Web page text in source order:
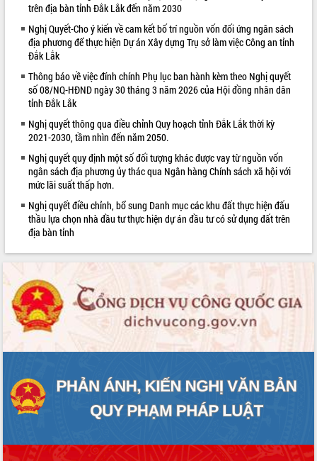
và tặng quà người dân xã Cư Pui
Hội nghị UBND tỉnh Đắk Lắk thường kỳ
tháng 7/2026
Lễ truy tặng danh hiệu “Bà Mẹ Việt
Lao động
UBND tỉnh Đắk Lắk triển khai nhiệm
Kỳ họp thứ Hai, Hội đồng nhân dân
tỉnh khóa XI quyết nghị nhiều nội dung
quan trọng
Bí thư Tỉnh ủy Lương Nguyễn Minh
Triết thăm, tặng quà người có công với
cách mạng
Rà soát, hoàn thiện hệ thống thiết chế
văn hóa, thể thao đáp ứng yêu cầu
phát triển mới
Thường trực HĐND tỉnh Đắk Lắk gặp
mặt Đoàn chuyên gia y tế TP. Hồ Chí
Minh
Lễ truy điệu và an táng hài cốt liệt sĩ
tại Nghĩa trang Liệt sĩ xã Sơn Hòa
định EUDR
Thứ trưởng Bộ Nông nghiệp và Môi
trường Nguyễn Hoàng Hiệp khảo sát
vùng trồng và doanh nghiệp đóng gói
Trình diễn nghệ thuật chế biến các
ALBUM ẢNH
LIÊN KẾT WEB
trên địa bàn tỉnh Đắk Lắk đến năm 2030
Nghị Quyết-Cho ý kiến về cam kết bố trí nguồn vốn đối ứng ngân sách
địa phương để thực hiện Dự án Xây dựng Trụ sở làm việc Công an tỉnh
Đắk Lắk
Thông báo về việc đính chính Phụ lục ban hành kèm theo Nghị quyết
số 08/NQ-HĐND ngày 30 tháng 3 năm 2026 của Hội đồng nhân dân
tỉnh Đắk Lắk
Nghị quyết thông qua điều chỉnh Quy hoạch tỉnh Đắk Lắk thời kỳ
2021-2030, tầm nhìn đến năm 2050.
Nghị quyết quy định một số đối tượng khác được vay từ nguồn vốn
ngân sách địa phương ủy thác qua Ngân hàng Chính sách xã hội với
mức lãi suất thấp hơn.
Nghị quyết điều chỉnh, bổ sung Danh mục các khu đất thực hiện đấu
thầu lựa chọn nhà đầu tư thực hiện dự án đầu tư có sử dụng đất trên
địa bàn tỉnh